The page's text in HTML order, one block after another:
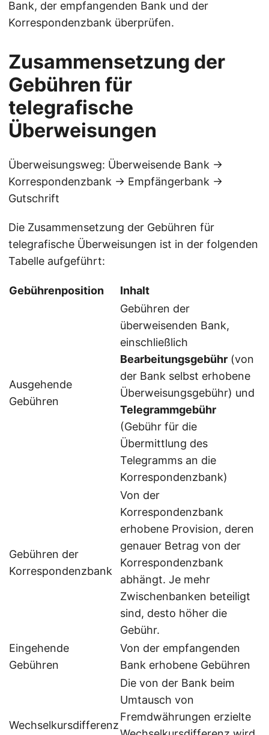
Bank, der empfangenden Bank und der
Korrespondenzbank überprüfen.
Zusammensetzung der
Gebühren für
telegrafische
Überweisungen
Überweisungsweg: Überweisende Bank →
Korrespondenzbank → Empfängerbank →
Gutschrift
Die Zusammensetzung der Gebühren für
telegrafische Überweisungen ist in der folgenden
Tabelle aufgeführt:
Gebührenposition Inhalt
Ausgehende
Gebühren
Gebühren der
überweisenden Bank,
einschließlich
Bearbeitungsgebühr (von
der Bank selbst erhobene
Überweisungsgebühr) und
Telegrammgebühr
(Gebühr für die
Übermittlung des
Telegramms an die
Korrespondenzbank)
Gebühren der
Korrespondenzbank
Von der
Korrespondenzbank
erhobene Provision, deren
genauer Betrag von der
Korrespondenzbank
abhängt. Je mehr
Zwischenbanken beteiligt
sind, desto höher die
Gebühr.
Eingehende
Gebühren
Von der empfangenden
Bank erhobene Gebühren
Wechselkursdifferenz
Die von der Bank beim
Umtausch von
Fremdwährungen erzielte